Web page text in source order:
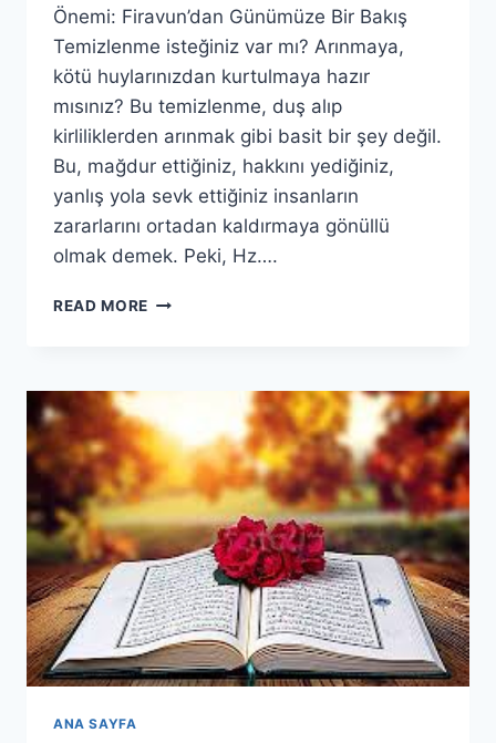
Önemi: Firavun’dan Günümüze Bir Bakış
Temizlenme isteğiniz var mı? Arınmaya,
kötü huylarınızdan kurtulmaya hazır
mısınız? Bu temizlenme, duş alıp
kirliliklerden arınmak gibi basit bir şey değil.
Bu, mağdur ettiğiniz, hakkını yediğiniz,
yanlış yola sevk ettiğiniz insanların
zararlarını ortadan kaldırmaya gönüllü
olmak demek. Peki, Hz….
READ MORE NAZİAT
ANA SAYFA